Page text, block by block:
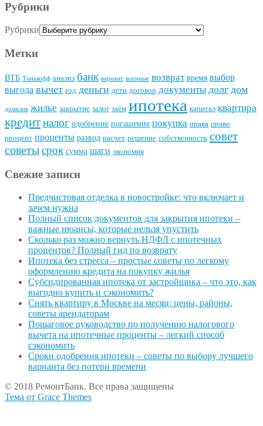
Рубрики
Рубрики
Метки
ВТБ Тинькофф анализ банк вариант военные возврат время выбор
выгода вычет год деньги дети договор документы долг дом
домклик жилье закрытие залог заём ипотека капитал квартира
кредитналог одобрение погашение покупка права право
процент проценты развод расчет решение собственность совет
советысрок сумма шаги экономия
Свежие записи
Предчистовая отделка в новостройке: что включает и
зачем нужна
Полный список документов для закрытия ипотеки –
важные нюансы, которые нельзя упустить
Сколько раз можно вернуть НДФЛ с ипотечных
процентов? Полный гид по возврату
Ипотека без стресса – простые советы по легкому
оформлению кредита на покупку жилья
Субсидированная ипотека от застройщика – что это, как
выгодно купить и сэкономить?
Снять квартиру в Москве на месяц: цены, районы,
советы арендаторам
Пошаговое руководство по получению налогового
вычета на ипотечные проценты – легкий способ
сэкономить
Сроки одобрения ипотеки – советы по выбору лучшего
варианта без потери времени
© 2018 РемонтБанк. Все права защищены
Тема от Grace Themes